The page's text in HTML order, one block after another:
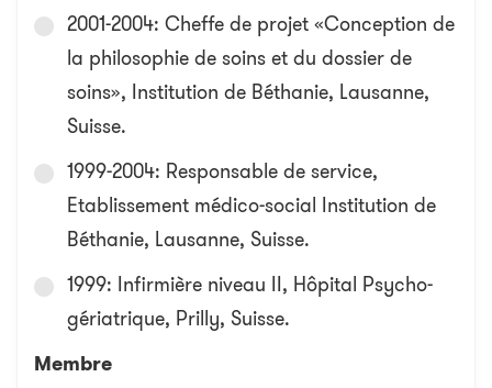
2001-2004: Cheffe de projet «Conception de
la philosophie de soins et du dossier de
soins», Institution de Béthanie, Lausanne,
Suisse.
1999-2004: Responsable de service,
Etablissement médico-social Institution de
Béthanie, Lausanne, Suisse.
1999: Infirmière niveau II, Hôpital Psycho-
gériatrique, Prilly, Suisse.
Membre